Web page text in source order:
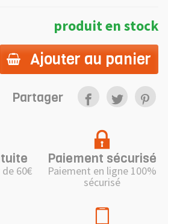
produit en stock
Ajouter au panier
Partager
60€
Paiement sécurisé
Paiement en ligne 100%
sécurisé